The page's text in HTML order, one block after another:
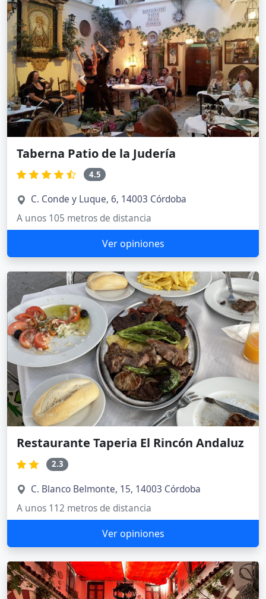
Taberna Patio de la Judería
4.5
C. Conde y Luque, 6, 14003 Córdoba
A unos 105 metros de distancia
Ver opiniones
Restaurante Taperia El Rincón Andaluz
2.3
C. Blanco Belmonte, 15, 14003 Córdoba
A unos 112 metros de distancia
Ver opiniones